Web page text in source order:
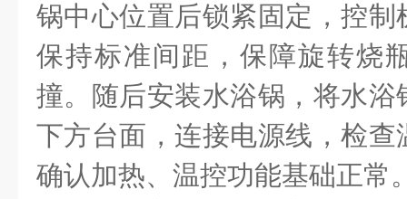
锅中心位置后锁紧固定，控
保持标准间距，保障旋转烧
撞。随后安装水浴锅，将水
下方台面，连接电源线，检
确认加热、温控功能基础正常